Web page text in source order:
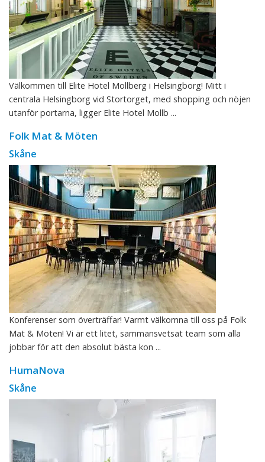
Välkommen till Elite Hotel Mollberg i Helsingborg! Mitt i
centrala Helsingborg vid Stortorget, med shopping och nöjen
utanför portarna, ligger Elite Hotel Mollb ...
Folk Mat & Möten
Skåne
Konferenser som överträffar! Varmt välkomna till oss på Folk
Mat & Möten! Vi är ett litet, sammansvetsat team som alla
jobbar för att den absolut bästa kon ...
HumaNova
Skåne